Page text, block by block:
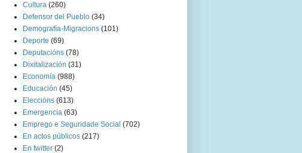
Cultura (260)
Defensor del Pueblo (34)
Demografía-Migracions (101)
Deporte (69)
Deputacións (78)
Dixitalización (31)
Economía (988)
Educación (45)
Eleccións (613)
Emergencia (63)
Emprego e Seguridade Social (702)
En actos públicos (217)
En twitter (2)